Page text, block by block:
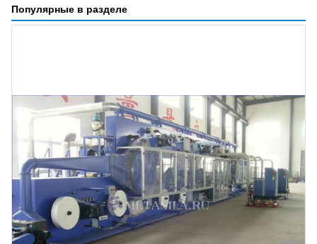
Популярные в разделе